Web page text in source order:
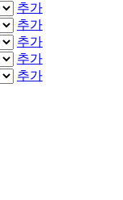
추가
추가
추가
추가
추가